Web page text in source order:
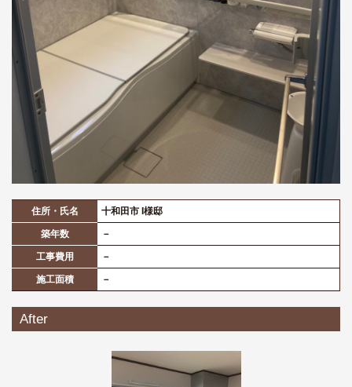
住所・氏名 十和田市 I様邸
築年数 －
工事費用 －
施工面積 －
After